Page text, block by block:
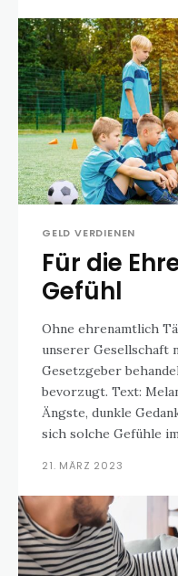
GELD VERDIENEN
Für die
Gefühl
Ohne ehrenamtlich
unserer Gesellschaft
Gesetzgeber
bevorzugt. Text: Melanie Rübartsch Einsamkeit,
Ängste, dunkle
sich solche Gefühle
21. MÄRZ 2023